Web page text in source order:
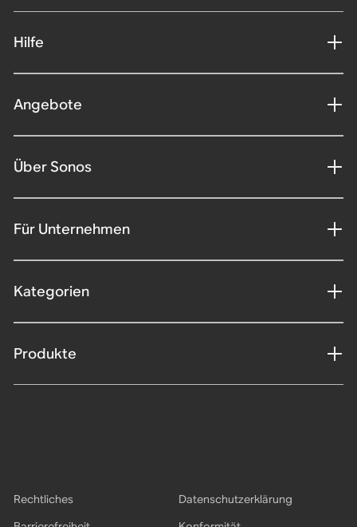
Hilfe
Angebote
Über Sonos
Für Unternehmen
Kategorien
Produkte
Rechtliches
Datenschutzerklärung